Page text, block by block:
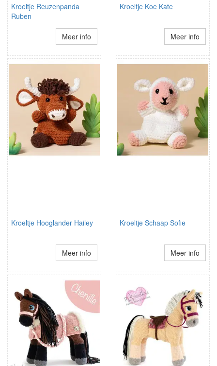
Kroeltje Reuzenpanda
Ruben
Meer info
Kroeltje Koe Kate
Meer info
Kroeltje Hooglander Hailey
Meer info
Kroeltje Schaap Sofie
Meer info